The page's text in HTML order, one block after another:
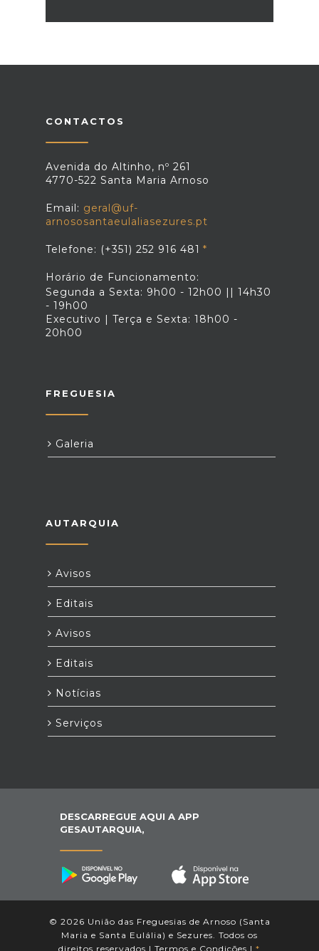
CONTACTOS
Avenida do Altinho, nº 261
4770-522 Santa Maria Arnoso
Email: geral@uf-
arnososantaeulaliasezures.pt
Telefone: (+351) 252 916 481
Horário de Funcionamento:
Segunda a Sexta: 9h00 - 12h00 || 14h30
- 19h00
Executivo | Terça e Sexta: 18h00 -
20h00
FREGUESIA
Galeria
AUTARQUIA
Avisos
Editais
Avisos
Editais
Notícias
Serviços
DESCARREGUE AQUI A APP
GESAUTARQUIA,
© 2026 União das Freguesias de Arnoso (Santa
Maria e Santa Eulália) e Sezures. Todos os
direitos reservados | Termos e Condições | *